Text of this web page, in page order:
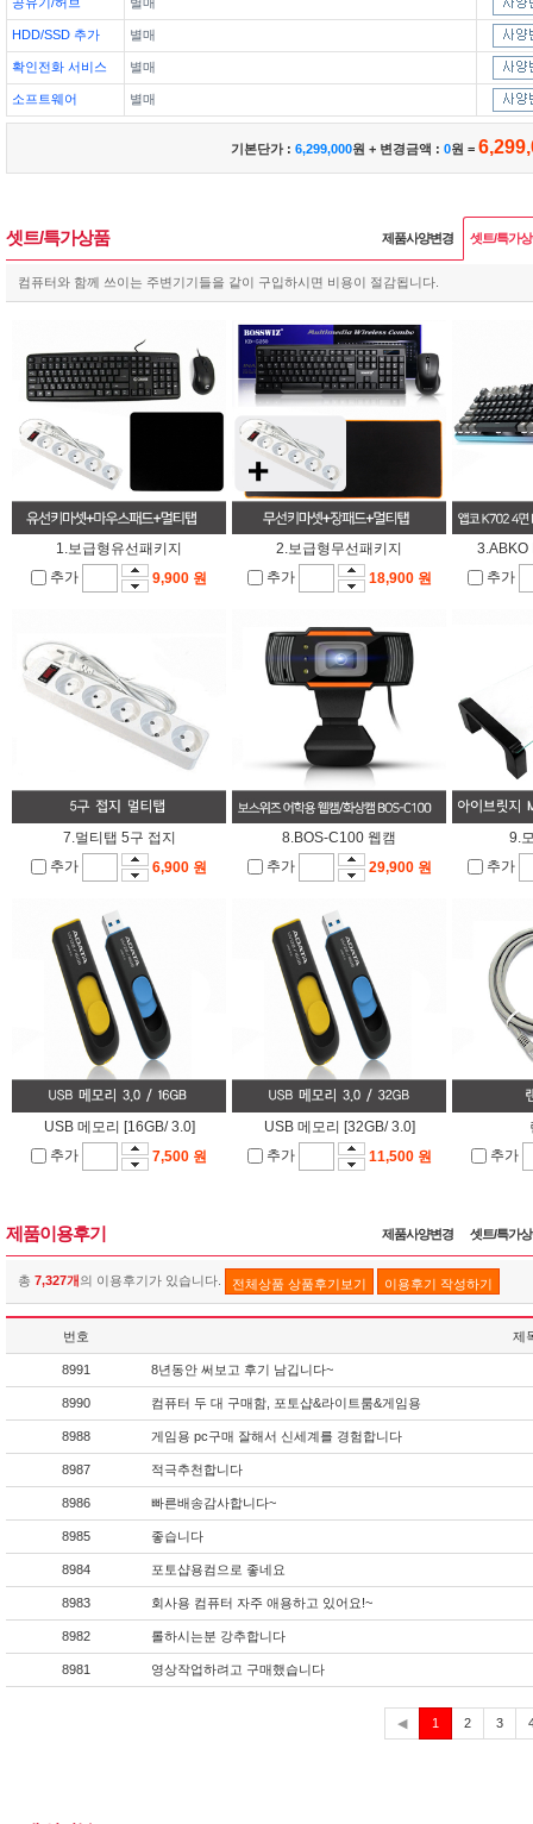
HDD/SSD 추가 별매
확인전화 서비스 별매
소프트웨어 별매
기본단가 : 6,299,000원 + 변경금액 : 0원 =
셋트/특가상품 제품사양변경 셋트/특가
컴퓨터와 함께 쓰이는 주변기기들을 같이 구입하시면 비용이 절감됩니다.
1.보급형유선패키지
추가
9,900 원
2.보급형무선패키지
추가
18,900 원
3.ABKO
추가
7.멀티탭 5구 접지
추가
6,900 원
8.BOS-C100 웹캠
추가
29,900 원
9.
추가
USB 메모리 [16GB/ 3.0]
추가
7,500 원
USB 메모리 [32GB/ 3.0]
추가
11,500 원
추가
제품이용후기 제품사양변경 셋트/특가
총 7,327개의 이용후기가 있습니다. 전체상품 상품후기보기 이용후기 작성하기
번호 제
8991 8년동안 써보고 후기 남깁니다~
8990 컴퓨터 두 대 구매함, 포토샵&라이트룸&게임용
8988 게임용 pc구매 잘해서 신세계를 경험합니다
8987 적극추천합니다
8986 빠른배송감사합니다~
8985 좋습니다
8984 포토샵용컴으로 좋네요
8983 회사용 컴퓨터 자주 애용하고 있어요!~
8982 롤하시는분 강추합니다
8981 영상작업하려고 구매했습니다
◀ 1
재
2 3